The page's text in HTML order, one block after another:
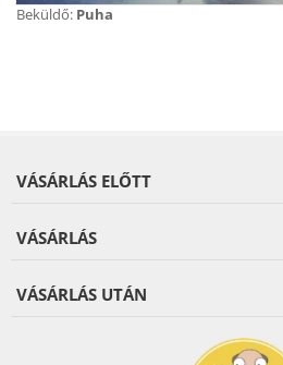
Beküldő: Puha
VÁSÁRLÁS ELŐTT
VÁSÁRLÁS
VÁSÁRLÁS UTÁN